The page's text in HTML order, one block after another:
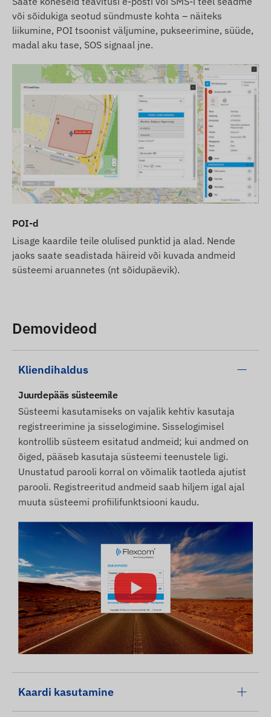
või sõidukiga seotud sündmuste kohta – näiteks
liikumine, POI tsoonist väljumine, pukseerimine, süüde,
madal aku tase, SOS signaal jne.
POI-d
Lisage kaardile teile olulised punktid ja alad. Nende
jaoks saate seadistada häireid või kuvada andmeid
süsteemi aruannetes (nt sõidupäevik).
Demovideod
Kliendihaldus
Juurdepääs süsteemile
Süsteemi kasutamiseks on vajalik kehtiv kasutaja
registreerimine ja sisselogimine. Sisselogimisel
kontrollib süsteem esitatud andmeid; kui andmed on
õiged, pääseb kasutaja süsteemi teenustele ligi.
Unustatud parooli korral on võimalik taotleda ajutist
parooli. Registreeritud andmeid saab hiljem igal ajal
muuta süsteemi profiilifunktsiooni kaudu.
Kaardi kasutamine